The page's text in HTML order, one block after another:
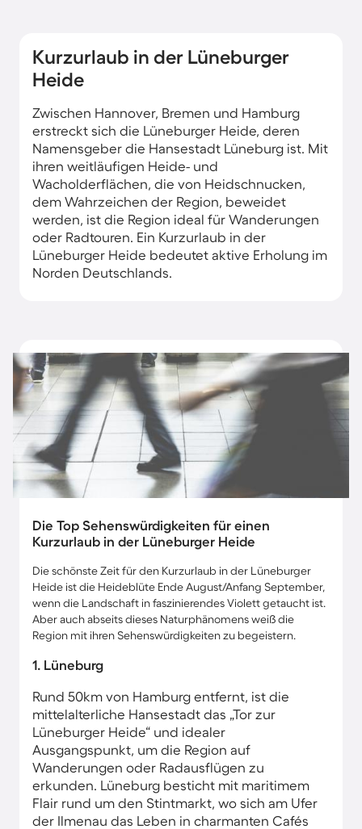
Kurzurlaub in der Lüneburger
Heide
Zwischen Hannover, Bremen und Hamburg
erstreckt sich die Lüneburger Heide, deren
Namensgeber die Hansestadt Lüneburg ist. Mit
ihren weitläufigen Heide- und
Wacholderflächen, die von Heidschnucken,
dem Wahrzeichen der Region, beweidet
werden, ist die Region ideal für Wanderungen
oder Radtouren. Ein Kurzurlaub in der
Lüneburger Heide bedeutet aktive Erholung im
Norden Deutschlands.
Die Top Sehenswürdigkeiten für einen
Kurzurlaub in der Lüneburger Heide
Die schönste Zeit für den Kurzurlaub in der Lüneburger
Heide ist die Heideblüte Ende August/Anfang September,
wenn die Landschaft in faszinierendes Violett getaucht ist.
Aber auch abseits dieses Naturphänomens weiß die
Region mit ihren Sehenswürdigkeiten zu begeistern.
1. Lüneburg
Rund 50km von Hamburg entfernt, ist die
mittelalterliche Hansestadt das „Tor zur
Lüneburger Heide“ und idealer
Ausgangspunkt, um die Region auf
Wanderungen oder Radausflügen zu
erkunden. Lüneburg besticht mit maritimem
Flair rund um den Stintmarkt, wo sich am Ufer
der Ilmenau das Leben in charmanten Cafés